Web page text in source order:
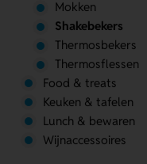
Mokken
Shakebekers
Thermosbekers
Thermosflessen
Food & treats
Keuken & tafelen
Lunch & bewaren
Wijnaccessoires